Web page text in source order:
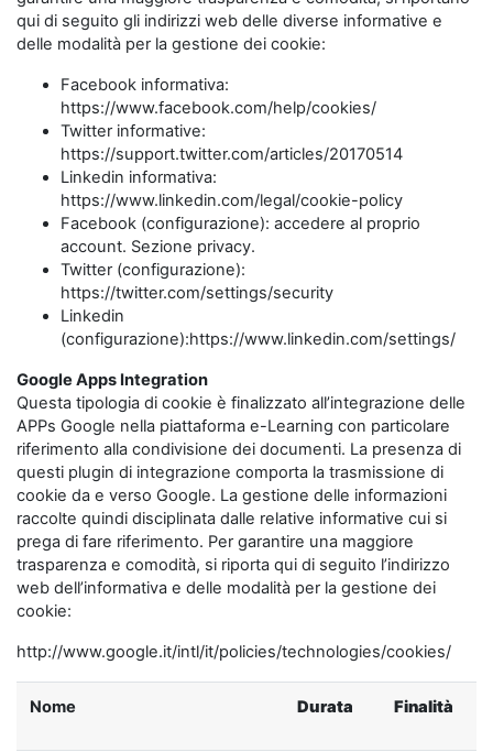
qui di seguito gli indirizzi web delle diverse informative e
delle modalità per la gestione dei cookie:
Facebook informativa:
https://www.facebook.com/help/cookies/
Twitter informative:
https://support.twitter.com/articles/20170514
Linkedin informativa:
https://www.linkedin.com/legal/cookie-policy
Facebook (configurazione): accedere al proprio
account. Sezione privacy.
Twitter (configurazione):
https://twitter.com/settings/security
Linkedin
(configurazione):https://www.linkedin.com/settings/
Google Apps Integration
Questa tipologia di cookie è finalizzato all’integrazione delle
APPs Google nella piattaforma e-Learning con particolare
riferimento alla condivisione dei documenti. La presenza di
questi plugin di integrazione comporta la trasmissione di
cookie da e verso Google. La gestione delle informazioni
raccolte quindi disciplinata dalle relative informative cui si
prega di fare riferimento. Per garantire una maggiore
trasparenza e comodità, si riporta qui di seguito l’indirizzo
web dell’informativa e delle modalità per la gestione dei
cookie:
http://www.google.it/intl/it/policies/technologies/cookies/
Nome Durata Finalità